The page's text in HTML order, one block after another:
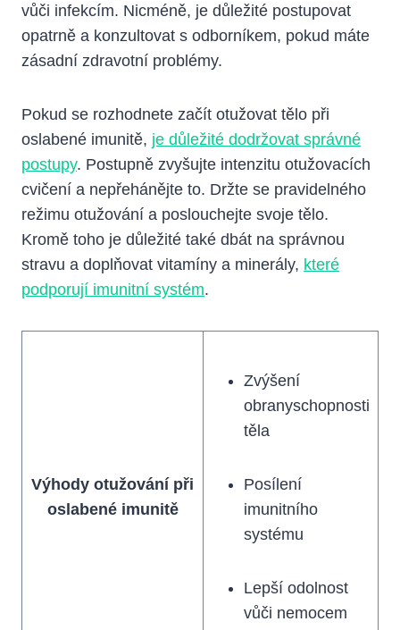
vůči infekcím. Nicméně, je důležité postupovat
opatrně a konzultovat s odborníkem, pokud máte
zásadní zdravotní problémy.
Pokud se rozhodnete začít otužovat tělo při
oslabené imunitě, je důležité dodržovat správné
postupy. Postupně zvyšujte intenzitu otužovacích
cvičení a nepřehánějte to. Držte se pravidelného
režimu otužování a poslouchejte svoje tělo.
Kromě toho je důležité také dbát na správnou
stravu a doplňovat vitamíny a minerály, které
podporují imunitní systém.
Výhody otužování při
oslabené imunitě
Zvýšení
obranyschopnosti
těla
Posílení
imunitního
systému
Lepší odolnost
vůči nemocem